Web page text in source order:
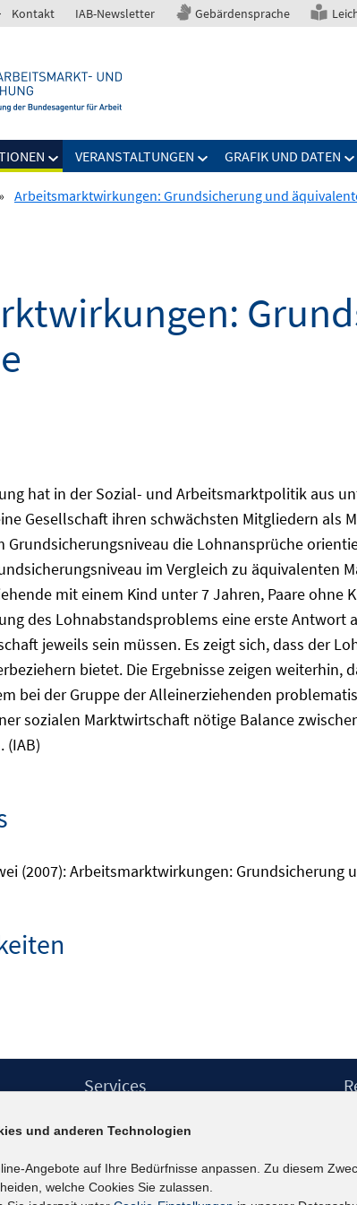
Kontakt IAB-Newsletter Gebärdensprache
VERANSTALTUNGEN GRAFIK UND DATEN
» Arbeitsmarktwirkungen: Grundsicherung und
hat in der Sozial- und Arbeitsmarktpolitik aus
Gesellschaft ihren schwächsten Mitgliedern als
Grundsicherungsniveau die Lohnansprüche
im Vergleich zu äquivalenten
mit einem Kind unter 7 Jahren, Paare ohne
des Lohnabstandsproblems eine erste Antwort
jeweils sein müssen. Es zeigt sich, dass der
bietet. Die Ergebnisse zeigen
bei der Gruppe der Alleinerziehenden
sozialen Marktwirtschaft nötige Balance
(IAB)
(2007): Arbeitsmarktwirkungen: Grundsicherung
Leitbild
Services
IAB-Newsletter
Kontakt
und anderen Technologien
Angebote auf Ihre Bedürfnisse anpassen. Zu diesem
welche Cookies Sie zulassen.